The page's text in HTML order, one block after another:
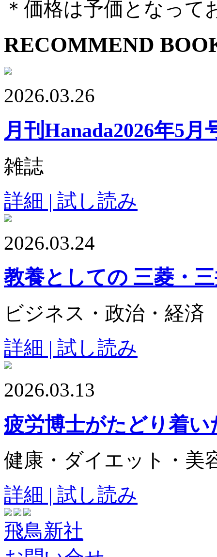
＊価格は予価となって
RECOMMEND
2026.03.26
月刊Hanada2026年5月
雑誌
詳細 | 試し読み
2026.03.24
教養としての 三菱・
ビジネス・政治・経済
詳細 | 試し読み
2026.03.13
疲労博士がたどり着
健康・ダイエット・美
詳細 | 試し読み
飛鳥新社